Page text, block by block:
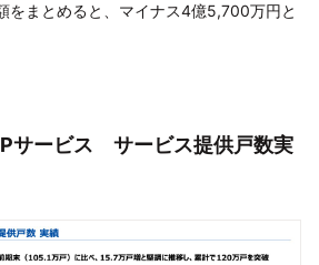
をまとめると、マイナス4億5,700万円と
サービス サービス提供戸数実